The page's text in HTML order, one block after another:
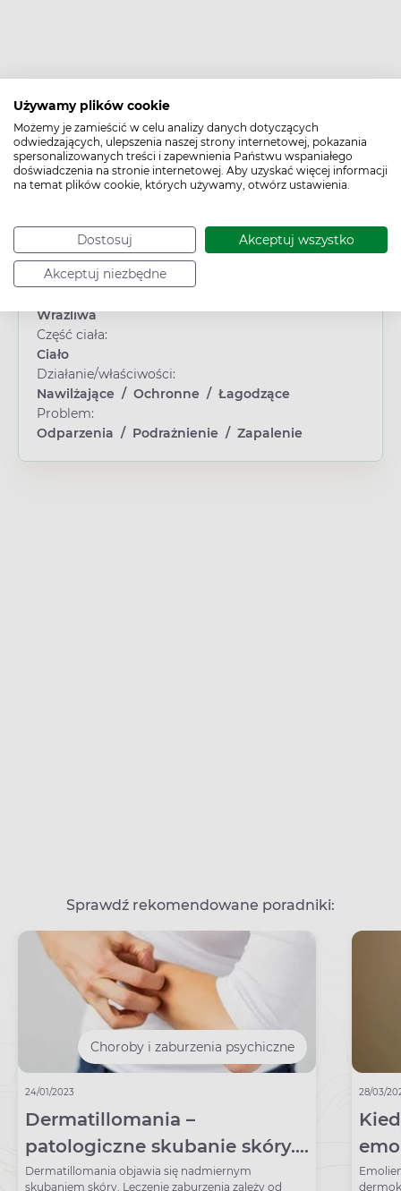
Używamy plików cookie
Możemy je zamieścić w celu analizy danych dotyczących
odwiedzających, ulepszenia naszej strony internetowej, pokazania
spersonalizowanych treści i zapewnienia Państwu wspaniałego
doświadczenia na stronie internetowej. Aby uzyskać więcej informacji
na temat plików cookie, których używamy, otwórz ustawienia.
Dostosuj Akceptuj wszystko
Akceptuj niezbędne
Cechy produktu
Typ produktu:
Kosmetyk
Dorosły / Dziecko / Młodzież / Niemowlę /
Senior
Wrażliwa
Część ciała:
Ciało
Działanie/właściwości:
Nawilżające / Ochronne / Łagodzące
Problem:
Odparzenia / Podrażnienie / Zapalenie
Sprawdź rekomendowane poradniki:
Choroby i zaburzenia psychiczne
24/01/2023
Dermatillomania –
patologiczne skubanie skóry.
Jak przestać?
Dermatillomania objawia się nadmiernym
skubaniem skóry. Leczenie zaburzenia zależy od
28/03/